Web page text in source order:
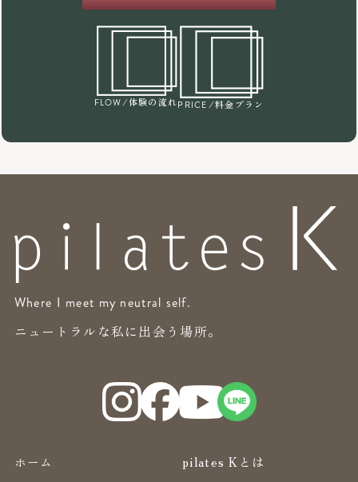
FLOW /体験の流れPRICE /料金プラン
Where I meet my neutral self.
ニュートラルな私に出会う場所。
ホーム
pilates Kとは